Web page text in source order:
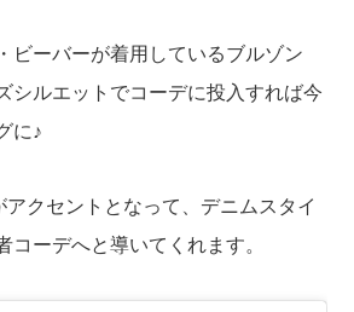
ビーバーが着用しているブルゾン
シルエットでコーデに投入すれば今
に♪
クセントとなって、デニムスタイ
コーデへと導いてくれます。